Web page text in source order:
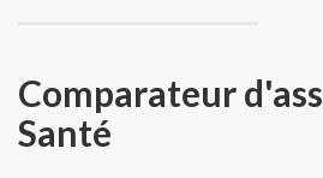
Comparateur
Santé